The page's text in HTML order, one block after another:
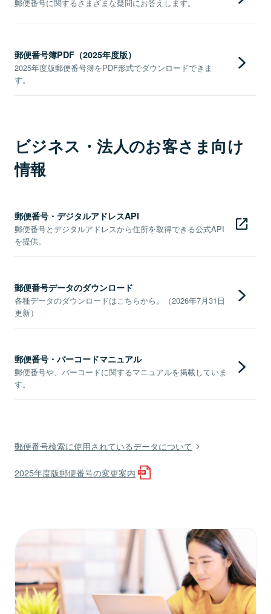
郵便番号に関するさまざまな疑問にお答えします。
郵便番号簿PDF（2025年度版）
2025年度版郵便番号簿をPDF形式でダウンロードできま
す。
ビジネス・法人のお客さま向け
情報
郵便番号・デジタルアドレスAPI
郵便番号とデジタルアドレスから住所を取得できる公式API
を提供。
郵便番号データのダウンロード
各種データのダウンロードはこちらから。（2026年7月31日
更新）
郵便番号・バーコードマニュアル
郵便番号や、バーコードに関するマニュアルを掲載していま
す。
郵便番号検索に使用されているデータについて
2025年度版郵便番号の変更案内